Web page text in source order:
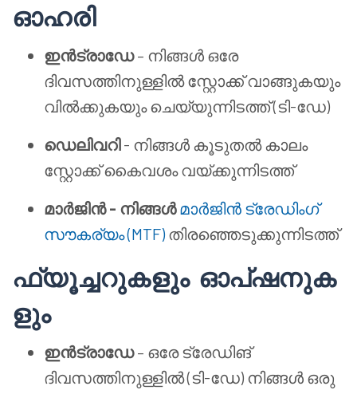
ഓഹരി
ഇൻട്രാഡേ– നിങ്ങൾ ഒരേ
ദിവസത്തിനുള്ളിൽ സ്റ്റോക്ക് വാങ്ങുകയും
വിൽക്കുകയും ചെയ്യുന്നിടത്ത് (ടി-ഡേ)
ഡെലിവറി- നിങ്ങൾ കൂടുതൽ കാലം
സ്റ്റോക്ക് കൈവശം വയ്ക്കുന്നിടത്ത്
മാർജിൻ - നിങ്ങൾമാർജിൻ ട്രേഡിംഗ്
സൗകര്യം (MTF)തിരഞ്ഞെടുക്കുന്നിടത്ത്
ഫ്യൂച്ചറുകളും ഓപ്ഷനുക
ളും
ഇൻട്രാഡേ– ഒരേ ട്രേഡിങ്
ദിവസത്തിനുള്ളിൽ (ടി-ഡേ) നിങ്ങൾ ഒരു